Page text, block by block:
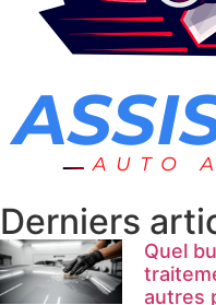
Derniers
Quel
autres